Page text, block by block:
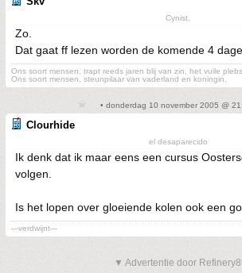
Cynist.
Zo.
Dat gaat ff lezen worden de komende 4
Ons soort mensen, trapt reeds jaren blij van zin, het vuile
Ons soort mensen, steunpilaar van vaderland en koningin.
• donderdag 10 november 2005 @
Clourhide
el desaparecido
Ik denk dat ik maar eens een cursus
volgen.
Is het lopen over gloeiende kolen ook een
---verdwijnt---
▼ Advertentie door